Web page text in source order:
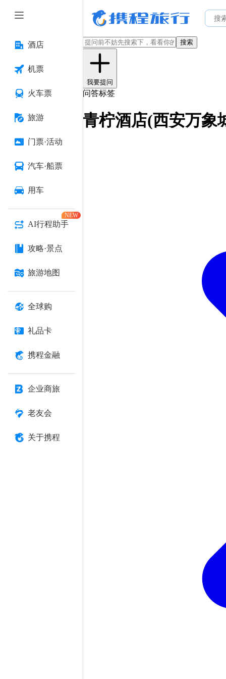
酒店
机票
火车票
旅游
门票·活动
汽车·船票
用车
AI行程助手
NEW
攻略·景点
旅游地图
全球购
礼品卡
携程金融
企业商旅
老友会
关于携程
搜索
我要提问
问答标签
青柠酒店(西安万象